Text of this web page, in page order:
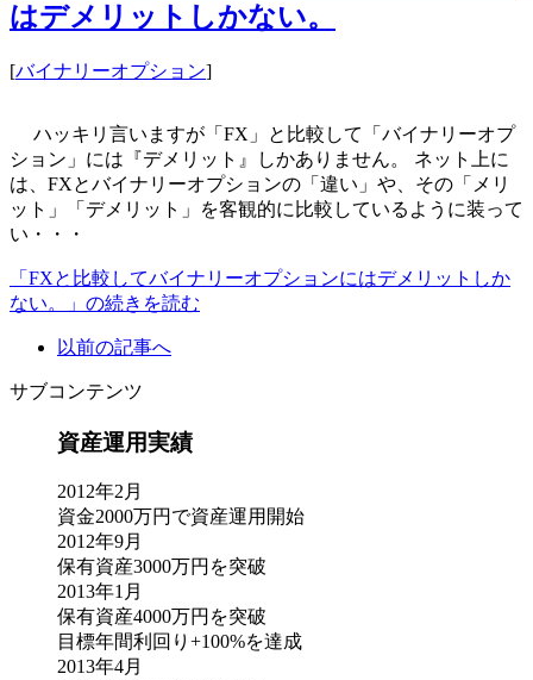
はデメリットしかない。
[バイナリーオプション]
ハッキリ言いますが「FX」と比較して「バイナリーオプ
ション」には『デメリット』しかありません。 ネット上に
は、FXとバイナリーオプションの「違い」や、その「メリ
ット」「デメリット」を客観的に比較しているように装って
い・・・
「FXと比較してバイナリーオプションにはデメリットしか
ない。」の続きを読む
以前の記事へ
サブコンテンツ
資産運用実績
2012年2月
資金2000万円で資産運用開始
2012年9月
保有資産3000万円を突破
2013年1月
保有資産4000万円を突破
目標年間利回り+100%を達成
2013年4月